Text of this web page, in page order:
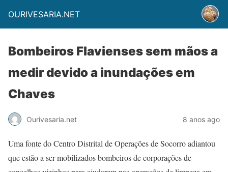
OURIVESARIA.NET
Bombeiros Flavienses sem mãos a
medir devido a inundações em
Chaves
Ourivesaria.net 8 anos ago
Uma fonte do Centro Distrital de Operações de Socorro adiantou
que estão a ser mobilizados bombeiros de corporações de